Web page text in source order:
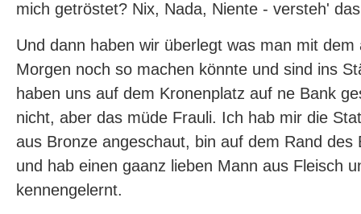
mich getröstet? Nix, Nada, Niente - versteh'
Und dann haben wir überlegt was man mit dem
Morgen noch so machen könnte und sind ins
haben uns auf dem Kronenplatz auf ne Bank
nicht, aber das müde Frauli. Ich hab mir die
aus Bronze angeschaut, bin auf dem Rand des
und hab einen gaanz lieben Mann aus Fleisch
kennengelernt.